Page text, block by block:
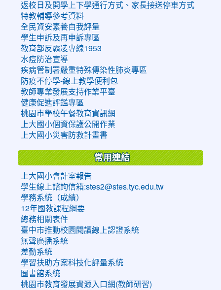
返校日及開學上下學通行方式、家長接送停車方式
特教輔導參考資料
全民資安素養自我評量
學生申訴及再申訴專區
教育部反霸凌專線1953
水痘防治宣導
疾病管制署嚴重特殊傳染性肺炎專區
防疫不停學-線上教學便利包
教師專業發展支持作業平臺
健康促進評鑑專區
桃園市學校午餐教育資訊網
上大國小個資保護公開作業
上大國小災害防救計畫書
常用連結
上大國小會計室報告
學生線上諮詢信箱:stes2@stes.tyc.edu.tw
學務系統（成績）
12年國教課程綱要
總務相關表件
臺中市推動校園閱讀線上認證系統
無聲廣播系統
差勤系統
學習扶助方案科技化評量系統
圖書館系統
桃園市教育發展資源入口網(教師研習)